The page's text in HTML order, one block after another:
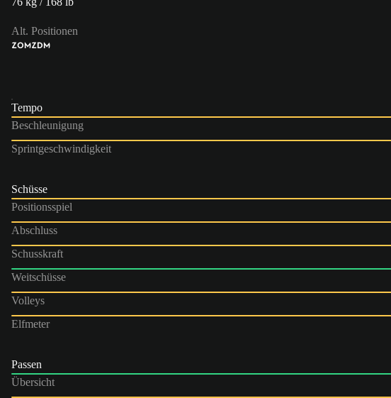
Alt. Positionen
ZOMZDM
Tempo
Beschleunigung
Sprintgeschwindigkeit
Schüsse
Positionsspiel
Abschluss
Schusskraft
Weitschüsse
Volleys
Elfmeter
Passen
Übersicht